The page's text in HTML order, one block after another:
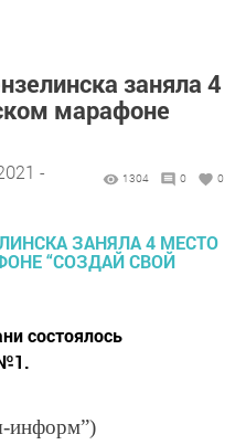
заняла 4
марафоне
-
1304 0 0
состоялось
информ”)